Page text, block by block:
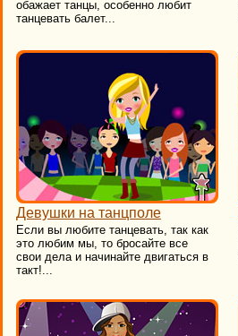
обажает танцы, особенно любит
танцевать балет...
Девушки на танцполе
Если вы любите танцевать, так как
это любим мы, то бросайте все
свои дела и начинайте двигаться в
такт!...